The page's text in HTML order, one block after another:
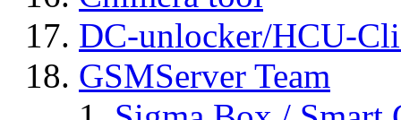
DC-unlocker/HCU-
GSMServer Team